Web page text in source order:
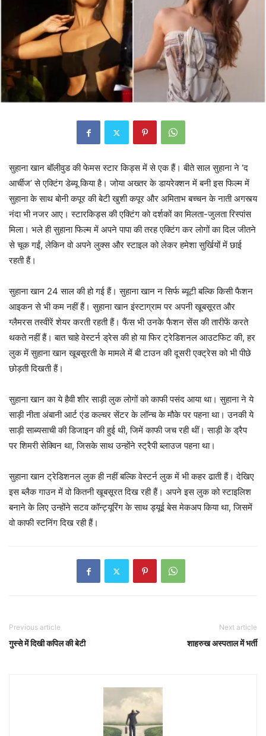
सुहाना खान बॉलीवुड की फेमस स्टार किड्स में से एक हैं। बीते साल सुहाना ने ‘द
आर्चीज’ से एक्टिंग डेब्यू किया है। जोया अख्तर के डायरेक्शन में बनी इस फिल्म में
सुहाना के साथ बोनी कपूर की बेटी खुशी कपूर और अमिताभ बच्चन के नाती अगस्त्य
नंदा भी नजर आए। स्टारकिड्स की एक्टिंग को दर्शकों का मिलता-जुलता रिस्पांस
मिला। भले ही सुहाना फिल्म में अपने पापा की तरह एक्टिंग कर लोगों का दिल जीतने
से चूक गईं, लेकिन वो अपने लुक्स और स्टाइल को लेकर हमेशा सुर्खियों में छाई
रहती हैं।
सुहाना खान 24 साल की हो गई हैं। सुहाना खान न सिर्फ ब्यूटी बल्कि किसी फैशन
आइकन से भी कम नहीं हैं। सुहाना खान इंस्टाग्राम पर अपनी खूबसूरत और
ग्लैमरस तस्वीरें शेयर करती रहती हैं। फैंस भी उनके फैशन सेंस की तारीफें करते
थकते नहीं हैं। बात चाहे वेस्टर्न ड्रेस की हो या फिर ट्रेडिशनल आउटफिट की, हर
लुक में सुहाना खान खूबसूरती के मामले में बी टाउन की दूसरी एक्ट्रेस को भी पीछे
छोड़ती दिखती हैं।
सुहाना खान का ये हैवी शीर साड़ी लुक लोगों को काफी पसंद आया था। सुहाना ने ये
साड़ी नीता अंबानी आर्ट एंड कल्चर सेंटर के लॉन्च के मौके पर पहना था। उनकी ये
साड़ी साब्यसाची की डिजाइन की हुई थी, जिमें काफी जच रही थीं। साड़ी के ड्रैप
पर शिमरी सेक्विन था, जिसके साथ उन्होंने स्ट्रैपी ब्लाउज पहना था।
सुहाना खान ट्रेडिशनल लुक ही नहीं बल्कि वेस्टर्न लुक में भी कहर ढाती हैं। देखिए
इस ब्लैक गाउन में वो कितनी खूबसूरत दिख रही हैं। अपने इस लुक को स्टाइलिश
बनाने के लिए उन्होंने सटव कॉन्ट्यूरिंग के साथ ड्यूई बेस मेकअप किया था, जिसमें
वो काफी स्टनिंग दिख रही हैं।
Previous article
गुस्से में दिखी कपिल की बेटी
Next article
शाहरुख अस्पताल में भर्ती